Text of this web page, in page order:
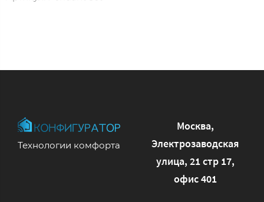
Технологии комфорта
Москва,
Электрозаводская
улица, 21 стр 17,
офис 401